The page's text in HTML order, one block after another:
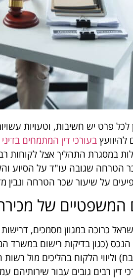
פרט יש חשיבות, וטעויות
להיוועץבעורכי דין המתמחים
במסגרת התהליך אצל לקוחות
הטרחה שגובה עו"ד על הסיוע
על שיעור שכר הטרחה ונבין
המשפטיים של
כרוכה במגוון מסמכים,
הנכס (כגון בדיקות רישום במשרד
וליווי הלקוח בהליכים מול
דין רבים גובים עבור